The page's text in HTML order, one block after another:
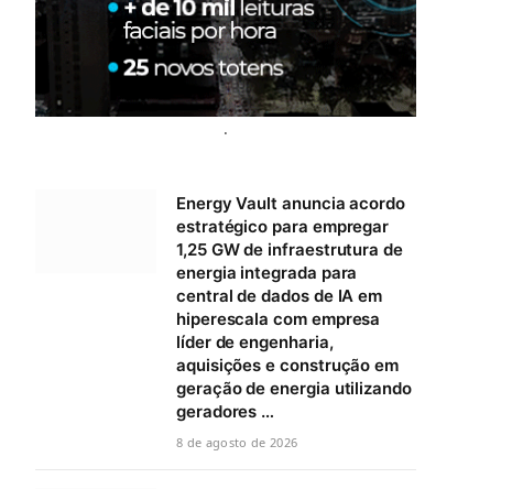
.
Energy Vault anuncia acordo
estratégico para empregar
1,25 GW de infraestrutura de
energia integrada para
central de dados de IA em
hiperescala com empresa
líder de engenharia,
aquisições e construção em
geração de energia utilizando
geradores …
8 de agosto de 2026